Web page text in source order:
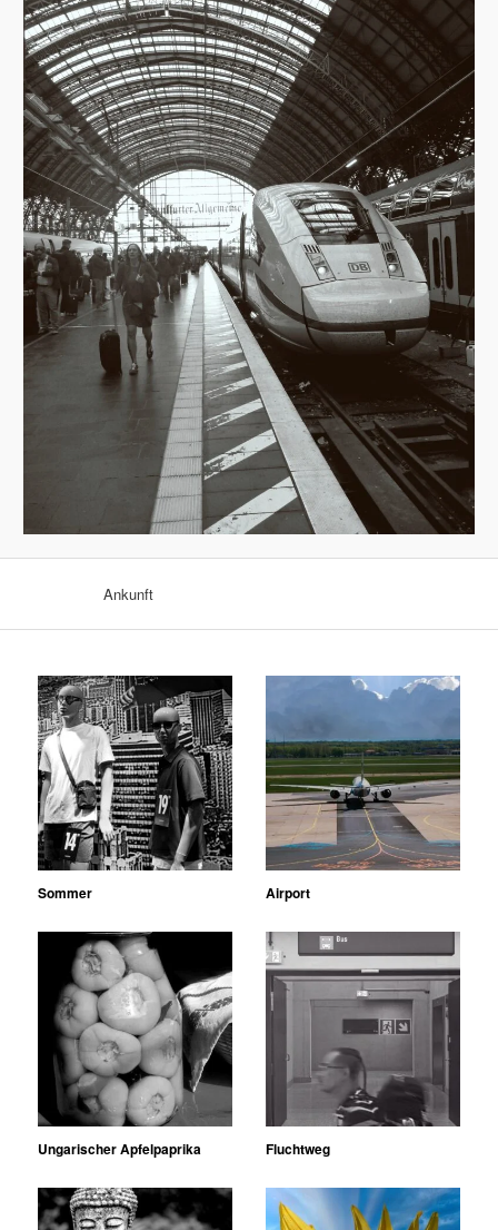
Ankunft
Sommer Airport
Ungarischer Apfelpaprika Fluchtweg